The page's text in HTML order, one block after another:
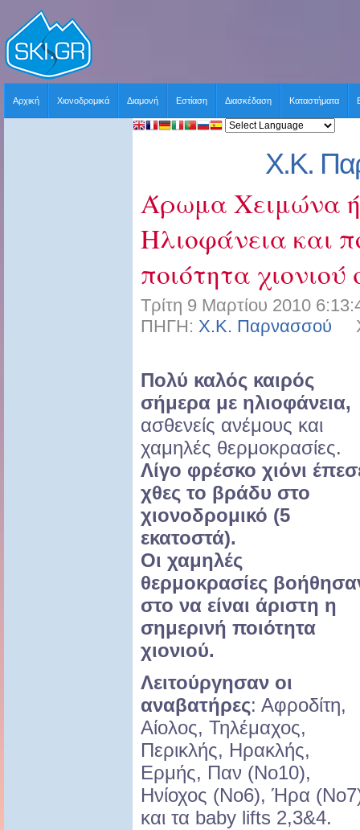
Αρχική Χιονοδρομικά Διαμονή Εστίαση Διασκέδαση Καταστήματα
Χ.Κ.
Άρωμα Χειμώνα ή
Ηλιοφάνεια και
ποιότητα χιονιού
Τρίτη 9 Μαρτίου 2010
ΠΗΓΗ: Χ.Κ. Παρνασσού
Πολύ καλός καιρός
σήμερα με ηλιοφάνεια,
ασθενείς ανέμους και
χαμηλές θερμοκρασίες.
Λίγο φρέσκο χιόνι
χθες το βράδυ στο
χιονοδρομικό (5
εκατοστά).
Οι χαμηλές
θερμοκρασίες
στο να είναι άριστη η
σημερινή ποιότητα
χιονιού.
Λειτούργησαν οι
αναβατήρες: Αφροδίτη,
Αίολος, Τηλέμαχος,
Περικλής, Ηρακλής,
Ερμής, Παν (Νο10),
Ηνίοχος (Νο6), Ήρα
και τα baby lifts 2,3&4.